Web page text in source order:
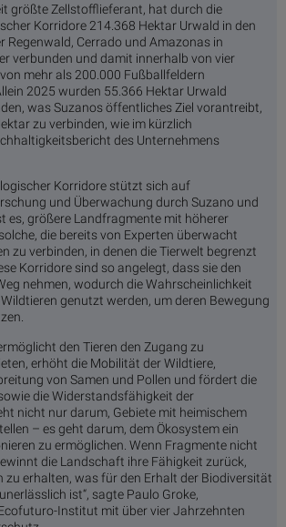
größte Zellstofflieferant, hat durch die
Korridore 214.368 Hektar Urwald in den
Regenwald, Cerrado und Amazonas in
verbunden und damit innerhalb von vier
mehr als 200.000 Fußballfeldern
2025 wurden 55.366 Hektar Urwald
was Suzanos öffentliches Ziel vorantreibt,
zu verbinden, wie im kürzlich
des Unternehmens
Korridore stützt sich auf
und Überwachung durch Suzano und
es, größere Landfragmente mit höherer
die bereits von Experten überwacht
zu verbinden, in denen die Tierwelt begrenzt
Korridore sind so angelegt, dass sie den
nehmen, wodurch die Wahrscheinlichkeit
genutzt werden, um deren Bewegung
den Tieren den Zugang zu
erhöht die Mobilität der Wildtiere,
von Samen und Pollen und fördert die
die Widerstandsfähigkeit der
nicht nur darum, Gebiete mit heimischem
– es geht darum, dem Ökosystem ein
zu ermöglichen. Wenn Fragmente nicht
die Landschaft ihre Fähigkeit zurück,
zu erhalten, was für den Erhalt der Biodiversität
ist“, sagte Paulo Groke,
Institut mit über vier Jahrzehnten